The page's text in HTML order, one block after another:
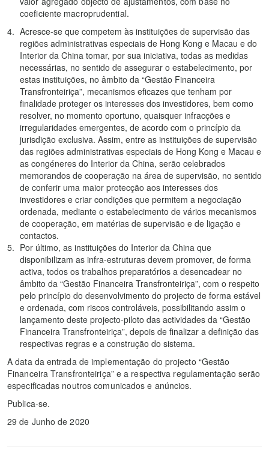
coeficiente macroprudential.
Acresce-se que competem às instituições de supervisão das
regiões administrativas especiais de Hong Kong e Macau e do
Interior da China tomar, por sua iniciativa, todas as medidas
necessárias, no sentido de assegurar o estabelecimento, por
estas instituições, no âmbito da “Gestão Financeira
Transfronteiriça”, mecanismos eficazes que tenham por
finalidade proteger os interesses dos investidores, bem como
resolver, no momento oportuno, quaisquer infracções e
irregularidades emergentes, de acordo com o princípio da
jurisdição exclusiva. Assim, entre as instituições de supervisão
das regiões administrativas especiais de Hong Kong e Macau e
as congéneres do Interior da China, serão celebrados
memorandos de cooperação na área de supervisão, no sentido
de conferir uma maior protecção aos interesses dos
investidores e criar condições que permitem a negociação
ordenada, mediante o estabelecimento de vários mecanismos
de cooperação, em matérias de supervisão e de ligação e
contactos.
Por último, as instituições do Interior da China que
disponibilizam as infra-estruturas devem promover, de forma
activa, todos os trabalhos preparatórios a desencadear no
âmbito da “Gestão Financeira Transfronteiriça”, com o respeito
pelo princípio do desenvolvimento do projecto de forma estável
e ordenada, com riscos controláveis, possibilitando assim o
lançamento deste projecto-piloto das actividades da “Gestão
Financeira Transfronteiriça”, depois de finalizar a definição das
respectivas regras e a construção do sistema.
A data da entrada de implementação do projecto “Gestão
Financeira Transfronteiriça” e a respectiva regulamentação serão
especificadas noutros comunicados e anúncios.
Publica-se.
29 de Junho de 2020